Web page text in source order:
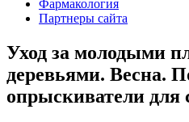
Фармакология
Партнеры сайта
Уход за молодыми
деревьями. Весна.
опрыскиватели для